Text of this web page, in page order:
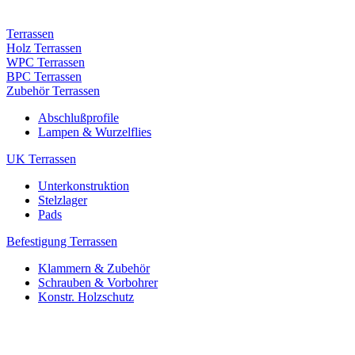
Terrassen
Holz Terrassen
WPC Terrassen
BPC Terrassen
Zubehör Terrassen
Abschlußprofile
Lampen & Wurzelflies
UK Terrassen
Unterkonstruktion
Stelzlager
Pads
Befestigung Terrassen
Klammern & Zubehör
Schrauben & Vorbohrer
Konstr. Holzschutz